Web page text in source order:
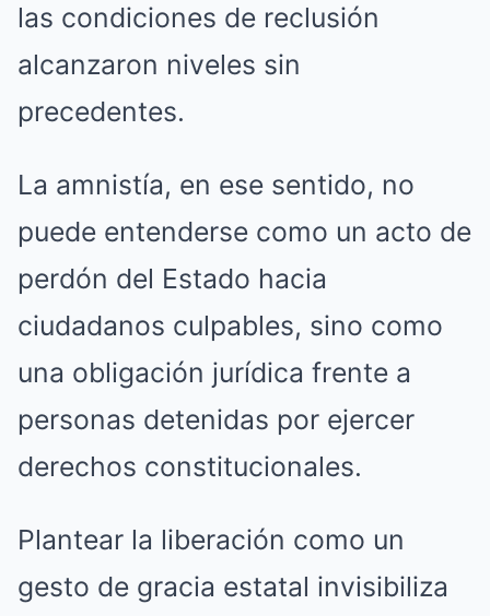
las condiciones de reclusión
alcanzaron niveles sin
precedentes.
La amnistía, en ese sentido, no
puede entenderse como un acto de
perdón del Estado hacia
ciudadanos culpables, sino como
una obligación jurídica frente a
personas detenidas por ejercer
derechos constitucionales.
Plantear la liberación como un
gesto de gracia estatal invisibiliza